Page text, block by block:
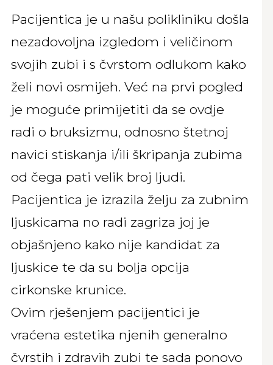
Pacijentica je u našu polikliniku došla
nezadovoljna izgledom i veličinom
svojih zubi i s čvrstom odlukom kako
želi novi osmijeh. Već na prvi pogled
je moguće primijetiti da se ovdje
radi o bruksizmu, odnosno štetnoj
navici stiskanja i/ili škripanja zubima
od čega pati velik broj ljudi.
Pacijentica je izrazila želju za zubnim
ljuskicama no radi zagriza joj je
objašnjeno kako nije kandidat za
ljuskice te da su bolja opcija
cirkonske krunice.
Ovim rješenjem pacijentici je
vraćena estetika njenih generalno
čvrstih i zdravih zubi te sada ponovo